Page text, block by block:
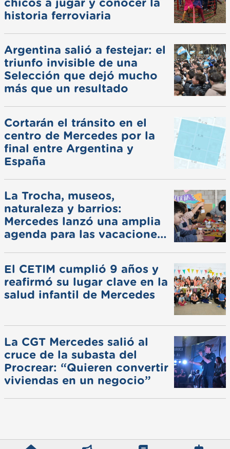
chicos a jugar y conocer la
historia ferroviaria
Argentina salió a festejar: el
triunfo invisible de una
Selección que dejó mucho
más que un resultado
Cortarán el tránsito en el
centro de Mercedes por la
final entre Argentina y
España
La Trocha, museos,
naturaleza y barrios:
Mercedes lanzó una amplia
agenda para las vacaciones
El CETIM cumplió 9 años y
reafirmó su lugar clave en la
salud infantil de Mercedes
La CGT Mercedes salió al
cruce de la subasta del
Procrear: “Quieren convertir
viviendas en un negocio”